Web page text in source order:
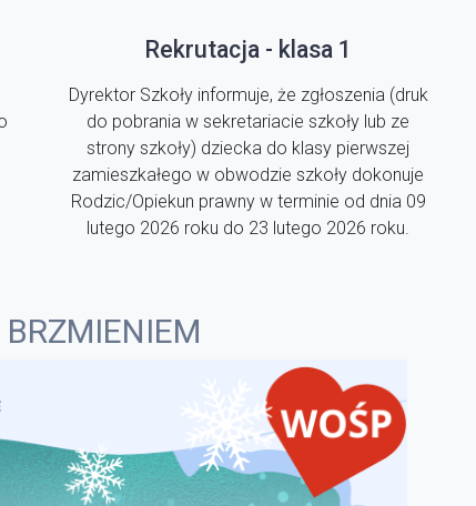
Rekrutacja - klasa 1
Dyrektor Szkoły informuje, że zgłoszenia (druk
do pobrania w sekretariacie szkoły lub ze
strony szkoły) dziecka do klasy pierwszej
zamieszkałego w obwodzie szkoły dokonuje
Rodzic/Opiekun prawny w terminie od dnia 09
lutego 2026 roku do 23 lutego 2026 roku.
BRZMIENIEM